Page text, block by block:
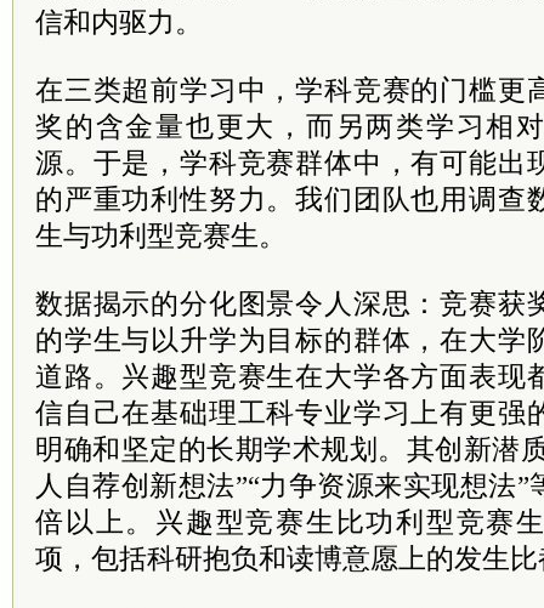
信和内驱力。
在三类超前学习中，学科竞赛的门槛更
奖的含金量也更大，而另两类学习相
源。于是，学科竞赛群体中，有可能出
的严重功利性努力。我们团队也用调查
生与功利型竞赛生。
数据揭示的分化图景令人深思：竞赛获
的学生与以升学为目标的群体，在大学
道路。兴趣型竞赛生在大学各方面表现
信自己在基础理工科专业学习上有更强
明确和坚定的长期学术规划。其创新潜
人自荐创新想法”“力争资源来实现想法
倍以上。兴趣型竞赛生比功利型竞赛
项，包括科研抱负和读博意愿上的发生